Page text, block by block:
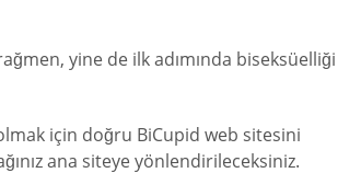
yine de ilk adımında biseksüelliği
için doğru BiCupid web sitesini
ana siteye yönlendirileceksiniz.